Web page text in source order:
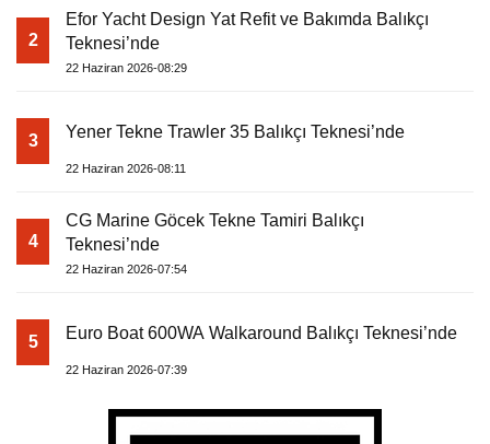
2
Efor Yacht Design Yat Refit ve Bakımda Balıkçı
Teknesi’nde
22 Haziran 2026-08:29
3 Yener Tekne Trawler 35 Balıkçı Teknesi’nde
22 Haziran 2026-08:11
4
CG Marine Göcek Tekne Tamiri Balıkçı
Teknesi’nde
22 Haziran 2026-07:54
5 Euro Boat 600WA Walkaround Balıkçı Teknesi’nde
22 Haziran 2026-07:39